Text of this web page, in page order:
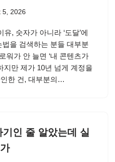
5, 2026
, 숫자가 아니라 ‘도달’에
을 검색하는 분들 대부분
워가 안 늘면 ‘내 콘텐츠가
지만 제가 10년 넘게 계정을
한 건, 대부분의…
인 줄 알았는데 실